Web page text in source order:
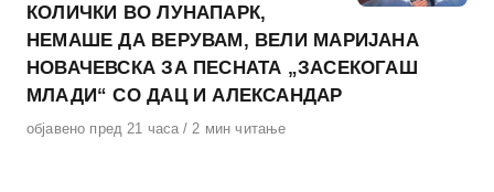
КОЛИЧКИ ВО ЛУНАПАРК,
НЕМАШЕ ДА ВЕРУВАМ, ВЕЛИ МАРИЈАНА
НОВАЧЕВСКА ЗА ПЕСНАТА „ЗАСЕКОГАШ
МЛАДИ“ СО ДАЦ И АЛЕКСАНДАР
Објавено
објавено пред 21 часа 2 мин читање